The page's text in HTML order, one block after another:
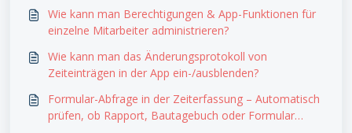
Wie kann man Berechtigungen & App-Funktionen für
einzelne Mitarbeiter administrieren?
Wie kann man das Änderungsprotokoll von
Zeiteinträgen in der App ein-/ausblenden?
Formular-Abfrage in der Zeiterfassung – Automatisch
prüfen, ob Rapport, Bautagebuch oder Formular